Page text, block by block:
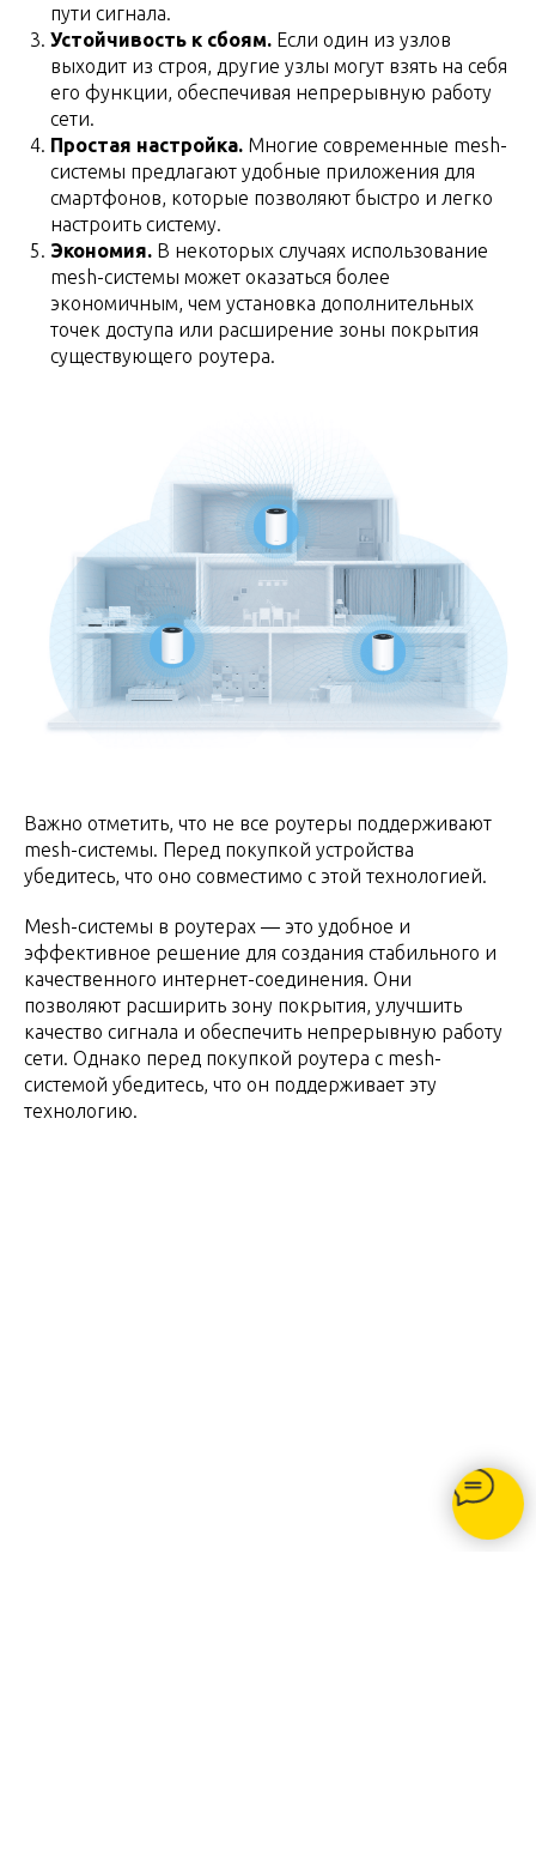
пути сигнала.
Устойчивость к сбоям. Если один из узлов
выходит из строя, другие узлы могут взять на себя
его функции, обеспечивая непрерывную работу
сети.
Простая настройка. Многие современные mesh-
системы предлагают удобные приложения для
смартфонов, которые позволяют быстро и легко
настроить систему.
Экономия. В некоторых случаях использование
mesh-системы может оказаться более
экономичным, чем установка дополнительных
точек доступа или расширение зоны покрытия
существующего роутера.
Важно отметить, что не все роутеры поддерживают
mesh-системы. Перед покупкой устройства
убедитесь, что оно совместимо с этой технологией.
Mesh-системы в роутерах — это удобное и
эффективное решение для создания стабильного и
качественного интернет-соединения. Они
позволяют расширить зону покрытия, улучшить
качество сигнала и обеспечить непрерывную работу
сети. Однако перед покупкой роутера с mesh-
системой убедитесь, что он поддерживает эту
технологию.